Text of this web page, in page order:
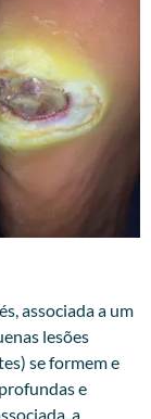
associada a um
lesões
se formem e
e
a